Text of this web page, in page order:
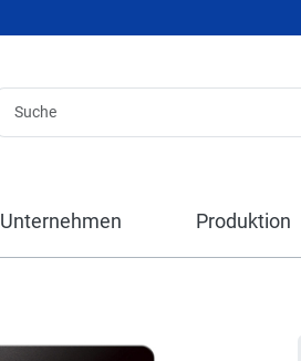
Unternehmen Produktion